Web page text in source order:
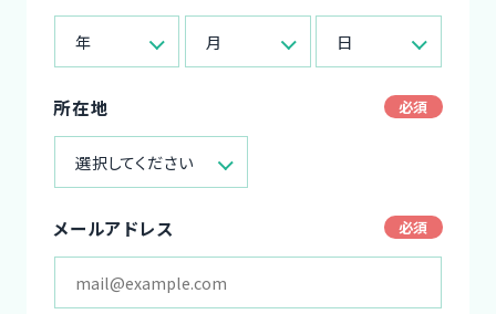
年 月 日
所在地
選択してください
メールアドレス